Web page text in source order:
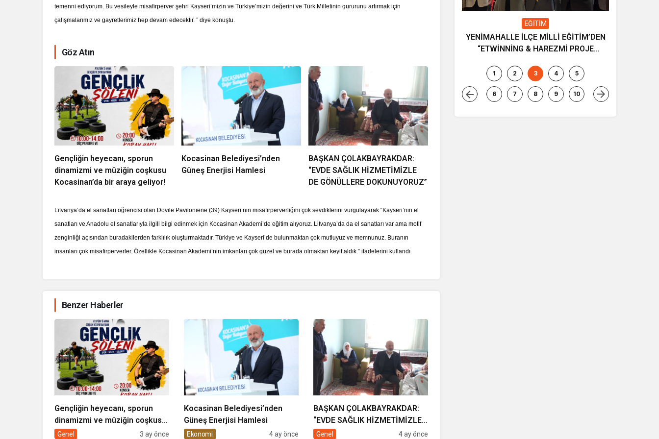
temenni ediyorum. Bu vesileyle misafirperver şehri Kayseri’mizin ve Türkiye’mizin değerini ve Türk Milletinin gururunu artırmak için
çalışmalarımız ve gayretlerimiz hep devam edecektir. ” diye konuştu.
Göz Atın
Gençliğin heyecanı, sporun
dinamizmi ve müziğin coşkusu
Kocasinan’da bir araya geliyor!
Kocasinan Belediyesi’nden
Güneş Enerjisi Hamlesi
BAŞKAN ÇOLAKBAYRAKDAR:
“EVDE SAĞLIK HİZMETİMİZLE
DE GÖNÜLLERE DOKUNUYORUZ”
Litvanya’da el sanatları öğrencisi olan Dovile Pavılonıene (39) Kayseri’nin misafirperverliğini çok sevdiklerini vurgulayarak “Kayseri’nin el
sanatları ve Anadolu el sanatlarıyla ilgili bilgi edinmek için Kocasinan Akademi’de eğitim alıyoruz. Litvanya’da da el sanatları var ama motif
zenginliği açısından buradakilerden farklılık oluşturmaktadır. Türkiye ve Kayseri’de bulunmaktan çok mutluyuz ve memnunuz. Buranın
insanları çok misafirperverler. Özellikle Kocasinan Akademi’nin imkanları çok güzel ve burada olmaktan keyif aldık.” ifadelerini kullandı.
Benzer Haberler
Gençliğin heyecanı, sporun
dinamizmi ve müziğin coşkusu
Kocasinan’da bir araya geliyor!
Genel 3 ay önce
Kocasinan Belediyesi’nden
Güneş Enerjisi Hamlesi
Ekonomi 4 ay önce
BAŞKAN ÇOLAKBAYRAKDAR:
“EVDE SAĞLIK HİZMETİMİZLE
DE GÖNÜLLERE
Genel 4 ay önce
EĞİTİM
YENİMAHALLE İLÇE MİLLİ EĞİTİM’DEN
“ETWİNNİNG & HAREZMİ PROJE
1 2 3 4 5
6 7 8 9 10